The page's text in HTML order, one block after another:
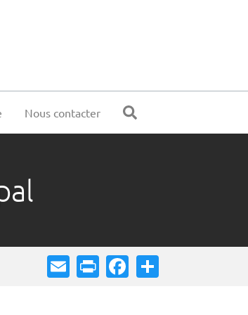
Nous contacter
Email Print FacebookShare